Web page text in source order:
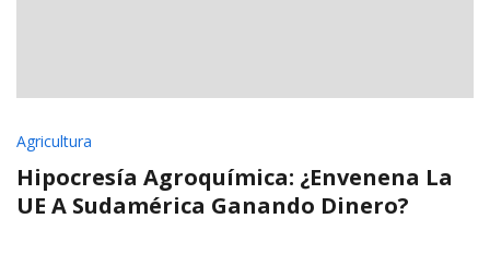
Agricultura
Hipocresía Agroquímica: ¿envenena La
UE A Sudamérica Ganando Dinero?